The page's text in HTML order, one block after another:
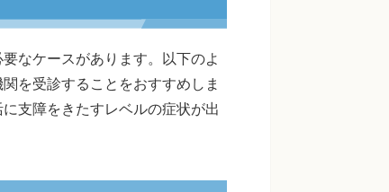
なケースがあります。以下のよ
を受診することをおすすめしま
支障をきたすレベルの症状が出